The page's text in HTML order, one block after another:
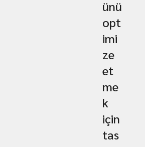
ünü
opt
imi
ze
et
me
k
için
tas